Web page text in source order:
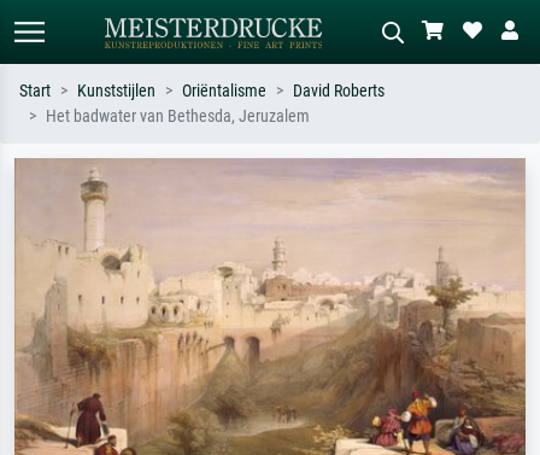
Zoek op kunstenaar, titel of stijl – bijv.
Monet, Sterrennacht, impressionisme,
Hokusai-golf, naakt.
Beschrijf de scène – bijv. groene
weide, abstract met veel rood, donker
Start Kunststijlen Oriëntalisme
David Roberts
Het badwater van Bethesda, Jeruzalem